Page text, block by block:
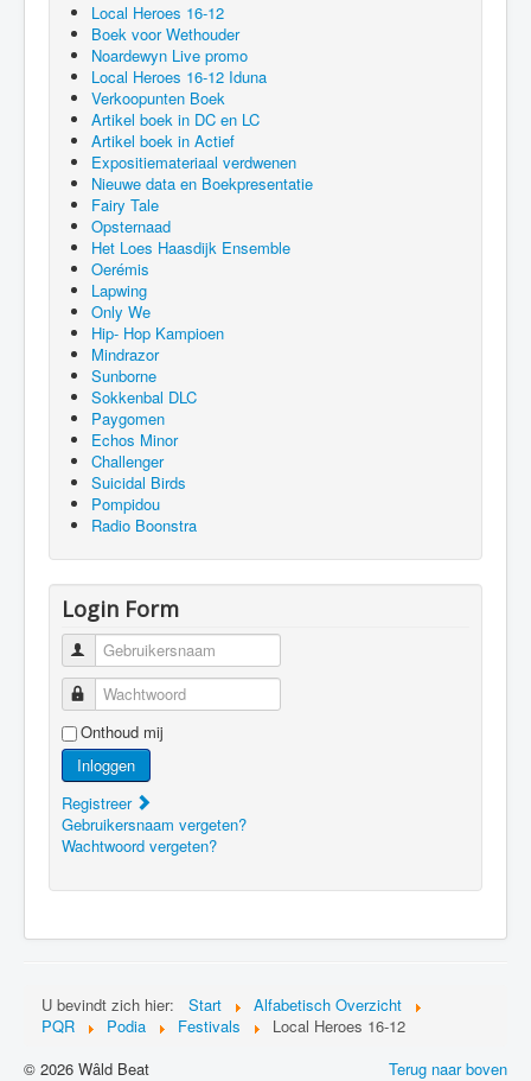
Local Heroes 16-12
Boek voor Wethouder
Noardewyn Live promo
Local Heroes 16-12 Iduna
Verkoopunten Boek
Artikel boek in DC en LC
Artikel boek in Actief
Expositiemateriaal verdwenen
Nieuwe data en Boekpresentatie
Fairy Tale
Opsternaad
Het Loes Haasdijk Ensemble
Oerémis
Lapwing
Only We
Hip- Hop Kampioen
Mindrazor
Sunborne
Sokkenbal DLC
Paygomen
Echos Minor
Challenger
Suicidal Birds
Pompidou
Radio Boonstra
Login Form
Gebruikersnaam
Wachtwoord
Onthoud mij
Inloggen
Registreer
Gebruikersnaam vergeten?
Wachtwoord vergeten?
U bevindt zich hier: Start
Alfabetisch Overzicht
PQR
Podia Festivals
Local Heroes 16-12
Terug naar boven
© 2026 Wâld Beat